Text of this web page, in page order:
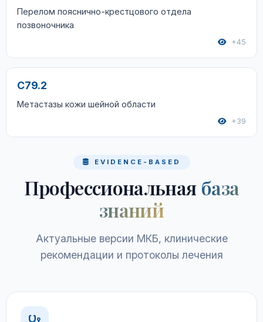
Перелом пояснично-крестцового отдела
позвоночника
+45
C79.2
Метастазы кожи шейной области
+39
EVIDENCE-BASED
Профессиональная база
знаний
Актуальные версии МКБ, клинические
рекомендации и протоколы лечения